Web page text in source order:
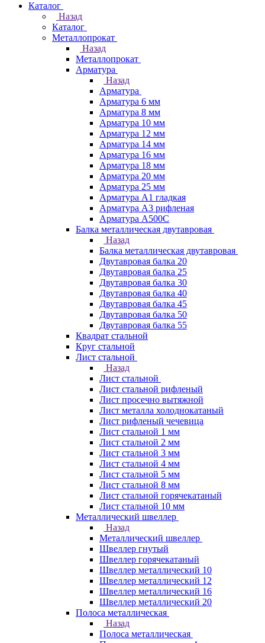
Каталог
Назад
Каталог
Металлопрокат
Назад
Металлопрокат
Арматура
Назад
Арматура
Арматура 6 мм
Арматура 8 мм
Арматура 10 мм
Арматура 12 мм
Арматура 14 мм
Арматура 16 мм
Арматура 18 мм
Арматура 20 мм
Арматура 25 мм
Арматура А1 гладкая
Арматура А3 рифленая
Арматура А500С
Балка металлическая двутавровая
Назад
Балка металлическая двутавровая
Двутавровая балка 20
Двутавровая балка 25
Двутавровая балка 30
Двутавровая балка 40
Двутавровая балка 45
Двутавровая балка 50
Двутавровая балка 55
Квадрат стальной
Круг стальной
Лист стальной
Назад
Лист стальной
Лист стальной рифленый
Лист просечно вытяжной
Лист металла холоднокатаный
Лист рифленый чечевица
Лист стальной 1 мм
Лист стальной 2 мм
Лист стальной 3 мм
Лист стальной 4 мм
Лист стальной 5 мм
Лист стальной 8 мм
Лист стальной горячекатаный
Лист стальной 10 мм
Металлический швеллер
Назад
Металлический швеллер
Швеллер гнутый
Швеллер горячекатаный
Швеллер металлический 10
Швеллер металлический 12
Швеллер металлический 16
Швеллер металлический 20
Полоса металлическая
Назад
Полоса металлическая